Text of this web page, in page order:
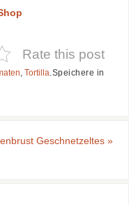
Rate this post
, Tortilla.Speichere in
Geschnetzeltes»